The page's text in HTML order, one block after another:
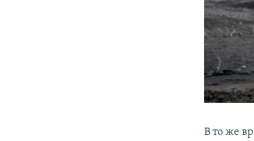
В то же